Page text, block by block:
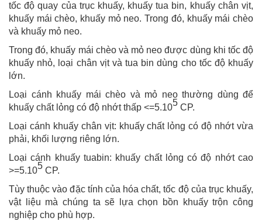
tốc độ quay của trục khuấy, khuấy tua bin, khuấy chân vịt,
khuấy mái chèo, khuấy mỏ neo. Trong đó, khuấy mái chèo
và khuấy mỏ neo.
Trong đó, khuấy mái chèo và mỏ neo được dùng khi tốc độ
khuấy nhỏ, loại chân vịt và tua bin dùng cho tốc độ khuấy
lớn.
Loại cánh khuấy mái chèo và mỏ neo thường dùng để
khuấy chất lỏng có độ nhớt thấp <=5.105 CP.
Loại cánh khuấy chân vịt: khuấy chất lỏng có độ nhớt vừa
phải, khối lượng riêng lớn.
Loại cánh khuấy tuabin: khuấy chất lỏng có độ nhớt cao
>=5.105 CP.
Tùy thuộc vào đặc tính của hóa chất, tốc độ của trục khuấy,
vật liệu mà chúng ta sẽ lựa chọn bồn khuấy trộn công
nghiệp cho phù hợp.